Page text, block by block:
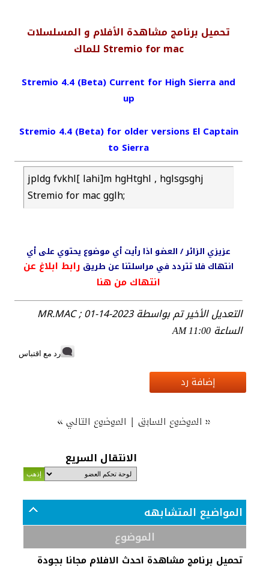
تحميل برنامج مشاهدة الأفلام و المسلسلات
Stremio for mac للماك
Stremio 4.4 (Beta) Current for High Sierra and
up
Stremio 4.4 (Beta) for older versions El Captain
to Sierra
jpldg fvkhl[ lahi]m hgHtghl , hglsgsghj
Stremio for mac gglh;
عزيزي الزائر / العضو اذا رأيت أي موضوع يحتوي على أي
انتهاك فلا تتردد في مراسلتنا عن طريق رابط ابلاغ عن
انتهاك من هنا
التعديل الأخير تم بواسطة MR.MAC ; 01-14-2023
الساعة 11:00 AM
رد مع اقتباس
إضافة رد
« الموضوع السابق| الموضوع التالي»
الانتقال السريع
المواضيع المتشابهه
الموضوع
تحميل برنامج مشاهدة احدث الافلام مجانا بجودة